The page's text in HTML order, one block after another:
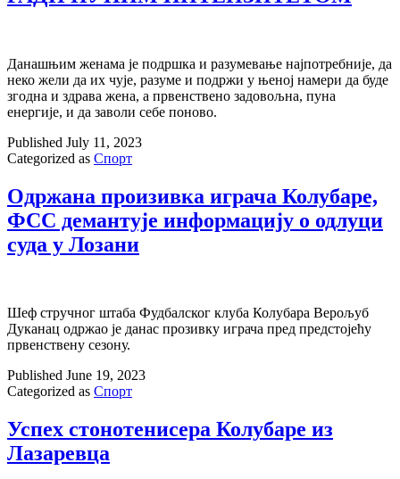
Данашњим женама је подршка и разумевање најпотребније, да
неко жели да их чује, разуме и подржи у њеној намери да буде
згодна и здрава жена, а првенствено задовољна, пуна
енергије, и да заволи себе поново.
Published July 11, 2023
Categorized as Спорт
Одржана произивка играча Колубаре,
ФСС демантује информацију о одлуци
суда у Лозани
Шеф стручног штаба Фудбалског клуба Колубара Верољуб
Дуканац одржао је данас прозивку играча пред предстојећу
првенствену сезону.
Published June 19, 2023
Categorized as Спорт
Успех стонотенисера Колубаре из
Лазаревца